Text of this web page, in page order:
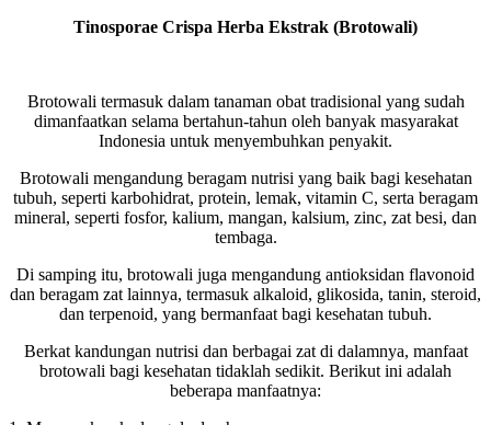
Tinosporae Crispa Herba Ekstrak (Brotowali)
Brotowali termasuk dalam tanaman obat tradisional yang sudah
dimanfaatkan selama bertahun-tahun oleh banyak masyarakat
Indonesia untuk menyembuhkan penyakit.
Brotowali mengandung beragam nutrisi yang baik bagi kesehatan
tubuh, seperti karbohidrat, protein, lemak, vitamin C, serta beragam
mineral, seperti fosfor, kalium, mangan, kalsium, zinc, zat besi, dan
tembaga.
Di samping itu, brotowali juga mengandung antioksidan flavonoid
dan beragam zat lainnya, termasuk alkaloid, glikosida, tanin, steroid,
dan terpenoid, yang bermanfaat bagi kesehatan tubuh.
Berkat kandungan nutrisi dan berbagai zat di dalamnya, manfaat
brotowali bagi kesehatan tidaklah sedikit. Berikut ini adalah
beberapa manfaatnya: